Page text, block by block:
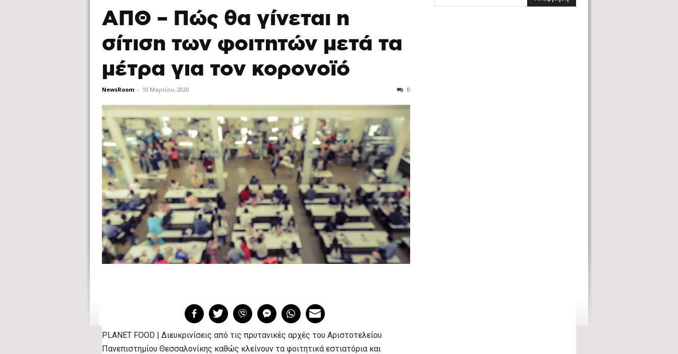
ΑΠΘ – Πώς θα γίνεται η
σίτιση των φοιτητών μετά τα
μέτρα για τον κορονοϊό
NewsRoom - 10 Μαρτίου, 2020 0
PLANET FOOD | Διευκρινίσεις από τις πρυτανικές αρχές του Αριστοτελείου
Πανεπιστημίου Θεσσαλονίκης καθώς κλείνουν τα φοιτητικά εστιατόρια και